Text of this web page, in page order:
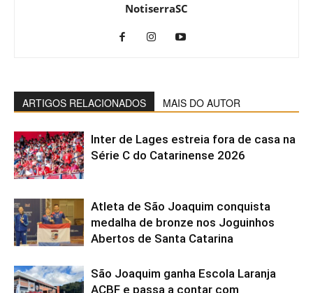
NotiserraSC
ARTIGOS RELACIONADOS MAIS DO AUTOR
Inter de Lages estreia fora de casa na
Série C do Catarinense 2026
Atleta de São Joaquim conquista
medalha de bronze nos Joguinhos
Abertos de Santa Catarina
São Joaquim ganha Escola Laranja
ACBF e passa a contar com